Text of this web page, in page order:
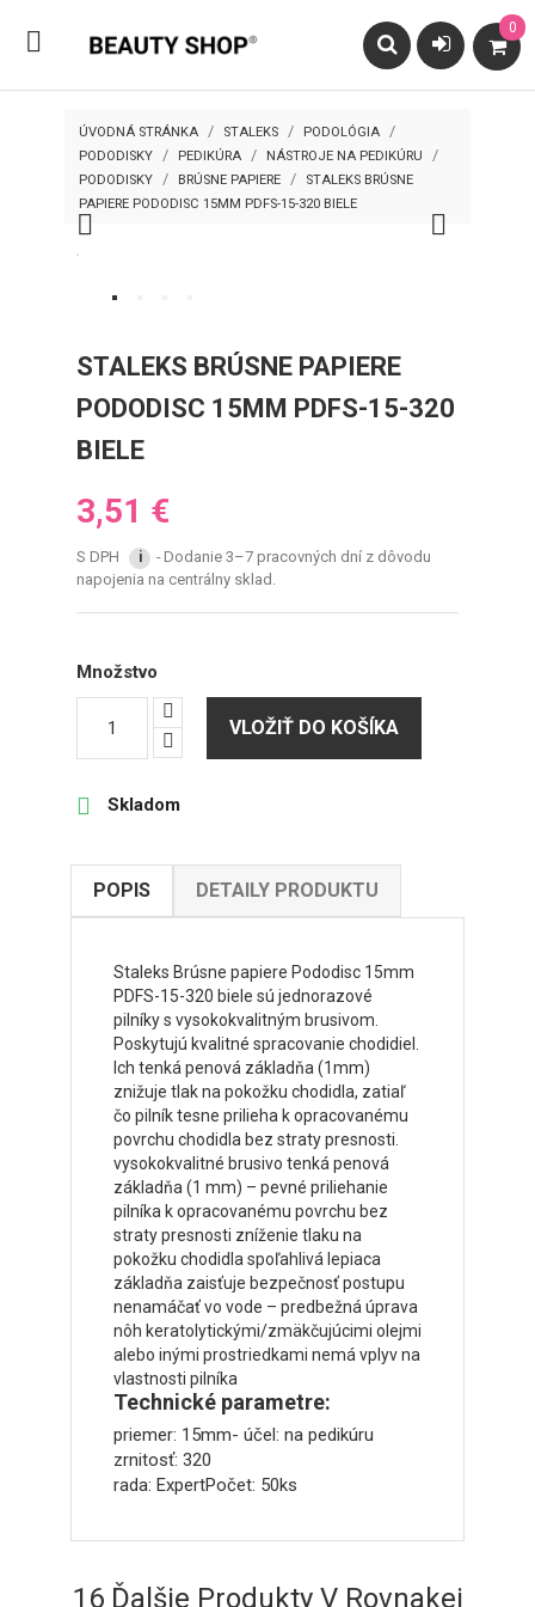
 0
ÚVODNÁ STRÁNKA STALEKS
PODOLÓGIA
PODODISKY
PEDIKÚRA
NÁSTROJE NA PEDIKÚRU
PODODISKY
BRÚSNE PAPIERE
STALEKS BRÚSNE
PAPIERE PODODISC 15MM PDFS-15-320 BIELE
 
STALEKS BRÚSNE PAPIERE
PODODISC 15MM PDFS-15-320
BIELE
3,51 €
S DPH i
Dodanie 3–7 pracovných dní z dôvodu
napojenia na centrálny sklad.
Množstvo
VLOŽIŤ DO KOŠÍKA
 Skladom
POPIS DETAILY PRODUKTU
Staleks Brúsne papiere Pododisc 15mm
PDFS-15-320 biele sú jednorazové
pilníky s vysokokvalitným brusivom.
Poskytujú kvalitné spracovanie chodidiel.
Ich tenká penová základňa (1mm)
znižuje tlak na pokožku chodidla, zatiaľ
čo pilník tesne prilieha k opracovanému
povrchu chodidla bez straty presnosti.
vysokokvalitné brusivo tenká penová
základňa (1 mm) – pevné priliehanie
pilníka k opracovanému povrchu bez
straty presnosti zníženie tlaku na
pokožku chodidla spoľahlivá lepiaca
základňa zaisťuje bezpečnosť postupu
nenamáčať vo vode – predbežná úprava
nôh keratolytickými/zmäkčujúcimi olejmi
alebo inými prostriedkami nemá vplyv na
vlastnosti pilníka
Technické parametre:
priemer: 15mm- účel: na pedikúru
zrnitosť: 320
rada: ExpertPočet: 50ks
16 Ďalšie Produkty V Rovnakej